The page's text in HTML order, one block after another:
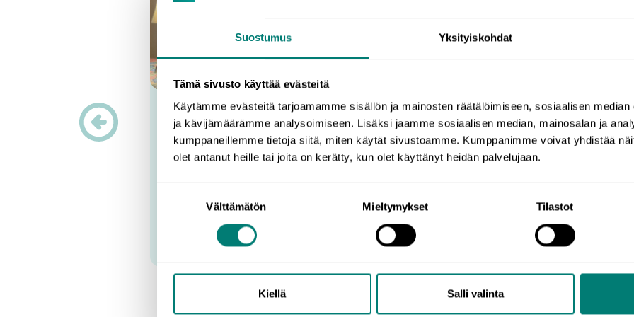
Suostumus Yksityiskohdat
Tämä sivusto käyttää evästeitä
Käytämme evästeitä tarjoamamme sisällön ja mainosten räätälöimiseen, sosiaalisen
ja kävijämäärämme analysoimiseen. Lisäksi jaamme sosiaalisen median, mainosalan ja
kumppaneillemme tietoja siitä, miten käytät sivustoamme. Kumppanimme voivat yhdistää
olet antanut heille tai joita on kerätty, kun olet käyttänyt heidän palvelujaan.
Välttämätön Mieltymykset Tilastot
Kiellä Salli valinta
Asiakastarinat
Kieltenopiskelu
sovelluksella sopii
Sami päätti petrata
kielitaitonsa, jotta
asiakkaiden kanssa
onnistuvat